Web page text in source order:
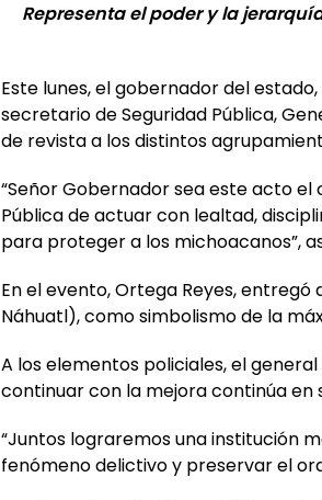
Representa el poder y la
Este lunes, el gobernador del
secretario de Seguridad Pública,
de revista a los distintos
“Señor Gobernador sea este acto
Pública de actuar con lealtad,
para proteger a los michoacanos”,
En el evento, Ortega Reyes,
Náhuatl), como simbolismo de la
A los elementos policiales, el
continuar con la mejora continúa en
“Juntos lograremos una institución
fenómeno delictivo y preservar el